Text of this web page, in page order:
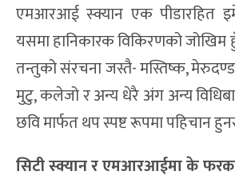
एमआरआई स्क्यान एक पीडारहित
यसमा हानिकारक विकिरणको जोखिम
तन्तुको संरचना जस्तै- मस्तिष्क, मेरुदण्ड,
मुटु, कलेजो र अन्य धेरै अंग अन्य
छवि मार्फत थप स्पष्ट रूपमा पहिचान
सिटी स्क्यान र एमआरआईमा के